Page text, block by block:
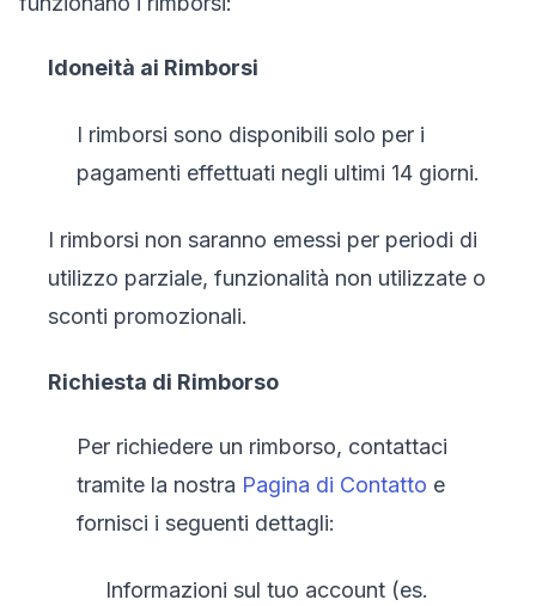
Idoneità ai Rimborsi
I rimborsi sono disponibili solo per i
pagamenti effettuati negli ultimi 14 giorni.
I rimborsi non saranno emessi per periodi di
utilizzo parziale, funzionalità non utilizzate o
sconti promozionali.
Richiesta di Rimborso
Per richiedere un rimborso, contattaci
tramite la nostra Pagina di Contatto e
fornisci i seguenti dettagli:
Informazioni sul tuo account (es.